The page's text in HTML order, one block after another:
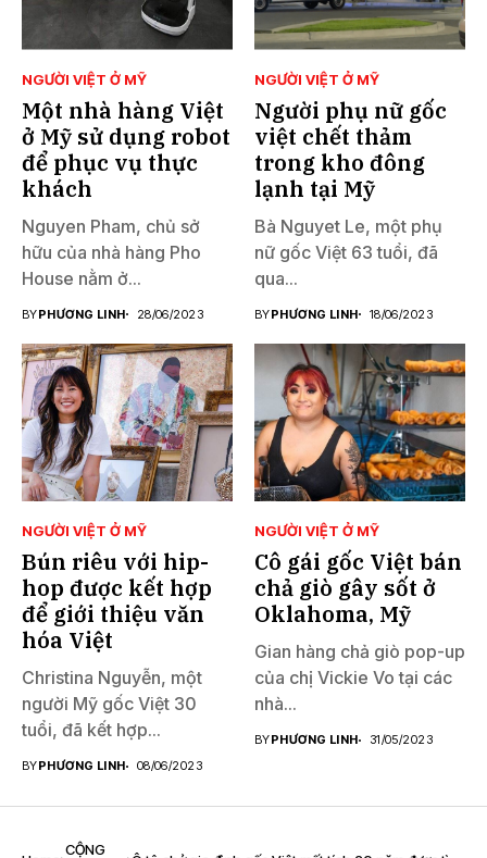
NGƯỜI VIỆT Ở MỸ
Một nhà hàng Việt
ở Mỹ sử dụng robot
để phục vụ thực
khách
Nguyen Pham, chủ sở
hữu của nhà hàng Pho
House nằm ở...
BYPHƯƠNG LINH 28/06/2023
NGƯỜI VIỆT Ở MỸ
Người phụ nữ gốc
việt chết thảm
trong kho đông
lạnh tại Mỹ
Bà Nguyet Le, một phụ
nữ gốc Việt 63 tuổi, đã
qua...
BYPHƯƠNG LINH 18/06/2023
NGƯỜI VIỆT Ở MỸ
Bún riêu với hip-
hop được kết hợp
để giới thiệu văn
hóa Việt
Christina Nguyễn, một
người Mỹ gốc Việt 30
tuổi, đã kết hợp...
BYPHƯƠNG LINH 08/06/2023
NGƯỜI VIỆT Ở MỸ
Cô gái gốc Việt bán
chả giò gây sốt ở
Oklahoma, Mỹ
Gian hàng chả giò pop-up
của chị Vickie Vo tại các
nhà...
BYPHƯƠNG LINH 31/05/2023
CỘNG